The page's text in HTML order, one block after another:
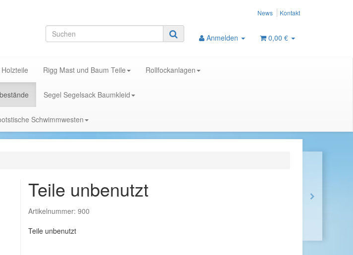
News Kontakt
Anmelden 0,00 €
Rigg Mast und Baum Teile Rollfockanlagen
Segel Segelsack Baumkleid
Schwimmwesten
Teile unbenutzt
Artikelnummer: 900
Teile unbenutzt